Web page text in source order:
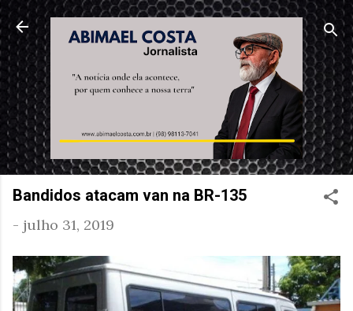
Pular para o conteúdo principal
Bandidos atacam van na BR-135
- julho 31, 2019